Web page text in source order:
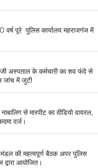
वर्ष पूरे पुलिस कार्यालय महराजगंज में
अस्पताल के कर्मचारी का शव फंदे से
जांच में जुटी
से मारपीट का वीडियो वायरल,
दर्ज।
मंडल की महत्वपूर्ण बैठक अपर पुलिस
आयोजित।